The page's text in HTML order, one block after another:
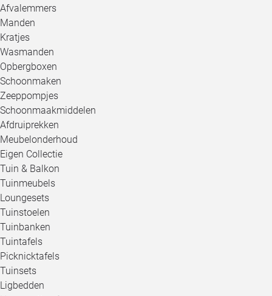
Afvalemmers
Manden
Kratjes
Wasmanden
Opbergboxen
Schoonmaken
Zeeppompjes
Schoonmaakmiddelen
Afdruiprekken
Meubelonderhoud
Eigen Collectie
Tuin & Balkon
Tuinmeubels
Loungesets
Tuinstoelen
Tuinbanken
Tuintafels
Picknicktafels
Tuinsets
Ligbedden